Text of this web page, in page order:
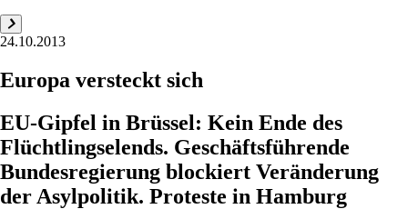
24.10.2013
Europa versteckt sich
EU-Gipfel in Brüssel: Kein Ende des
Flüchtlingselends. Geschäftsführende
Bundesregierung blockiert Veränderung
der Asylpolitik. Proteste in Hamburg